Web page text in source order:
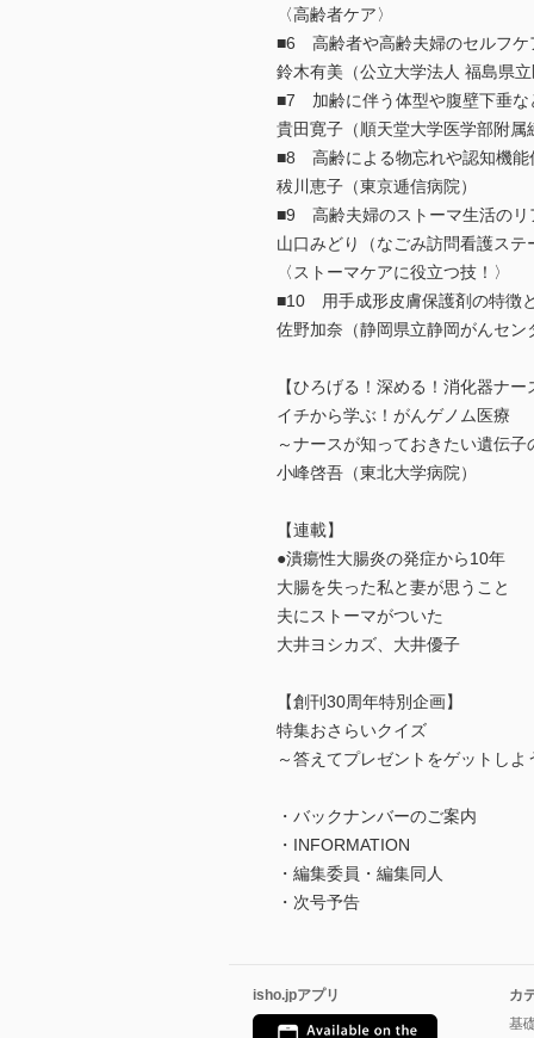
〈高齢者ケア〉
■6 高齢者や高齢夫婦のセルフ
鈴木有美（公立大学法人 福島県
■7 加齢に伴う体型や腹壁下垂な
貴田寛子（順天堂大学医学部附属
■8 高齢による物忘れや認知機能
秡川恵子（東京逓信病院）
■9 高齢夫婦のストーマ生活のリ
山口みどり（なごみ訪問看護ステ
〈ストーマケアに役立つ技！〉
■10 用手成形皮膚保護剤の特徴
佐野加奈（静岡県立静岡がんセン
【ひろげる！深める！消化器ナ
イチから学ぶ！がんゲノム医療
～ナースが知っておきたい遺伝子
小峰啓吾（東北大学病院）
【連載】
●潰瘍性大腸炎の発症から10年
大腸を失った私と妻が思うこと
夫にストーマがついた
大井ヨシカズ、大井優子
【創刊30周年特別企画】
特集おさらいクイズ
～答えてプレゼントをゲットしよ
・バックナンバーのご案内
・INFORMATION
・編集委員・編集同人
・次号予告
isho.jpアプリ
カ
基